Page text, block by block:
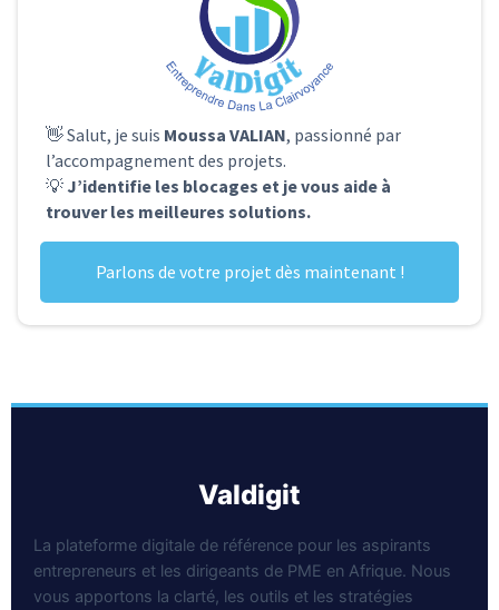
👋 Salut, je suis Moussa VALIAN, passionné par
l’accompagnement des projets.
💡 J’identifie les blocages et je vous aide à
trouver les meilleures solutions.
Parlons de votre projet dès maintenant !
valdigit
La plateforme digitale de référence pour les aspirants
entrepreneurs et les dirigeants de PME en Afrique. Nous
vous apportons la clarté, les outils et les stratégies